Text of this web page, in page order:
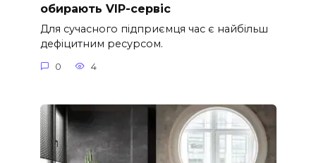
обирають VIP-сервіс
Для сучасного підприємця час є найбільш
дефіцитним ресурсом.
0 4